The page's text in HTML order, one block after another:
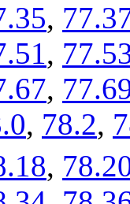
,
,
,
, 78.2,
,